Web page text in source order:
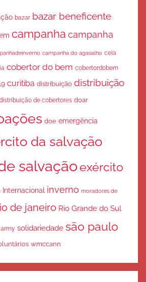
bazar bazar beneficente
campanha campanha
campanha do agasalho ceia
cobertor do bem cobertordobem
curitiba distribuição distribuição
de cobertores doar
doe emergência
da salvação
salvaçãoexército
Internacional inverno moradores de
de janeiro Rio Grande do Sul
solidariedade são paulo
wmccann